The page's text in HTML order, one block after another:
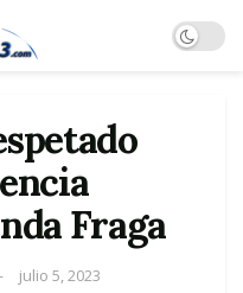
Fraga
julio 5, 2023